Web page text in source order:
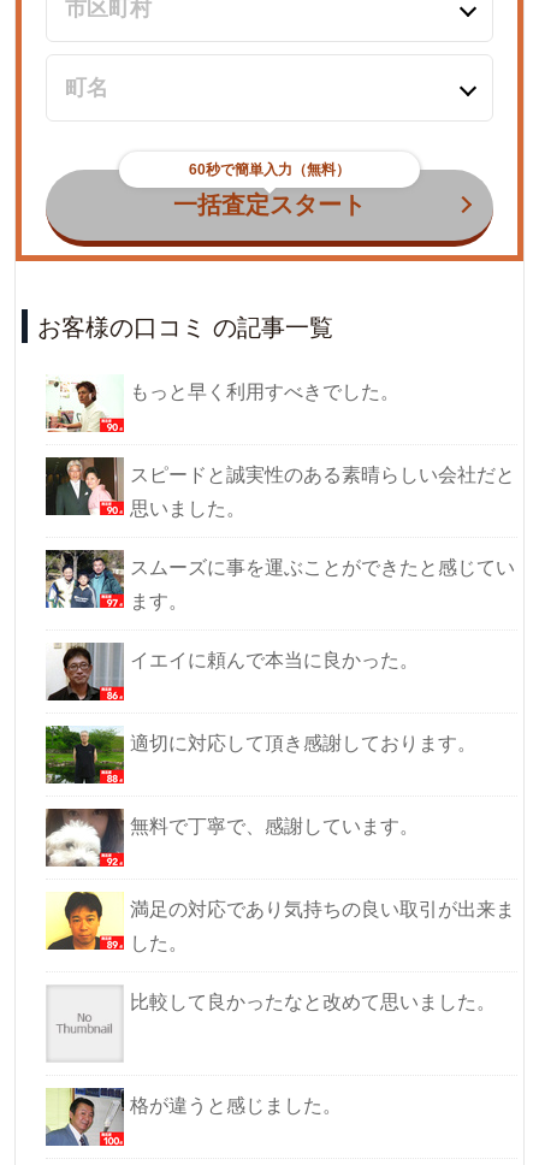
60秒で簡単入力（無料）
一括査定スタート
お客様の口コミ の記事一覧
もっと早く利用すべきでした。
スピードと誠実性のある素晴らしい会社だと
思いました。
スムーズに事を運ぶことができたと感じてい
ます。
イエイに頼んで本当に良かった。
適切に対応して頂き感謝しております。
無料で丁寧で、感謝しています。
満足の対応であり気持ちの良い取引が出来ま
した。
比較して良かったなと改めて思いました。
格が違うと感じました。